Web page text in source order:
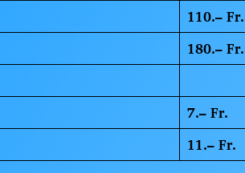
110.– Fr.
180.– Fr.
7.– Fr.
11.– Fr.